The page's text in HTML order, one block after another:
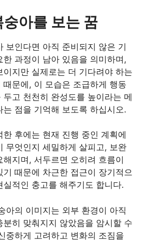
숭아를 보는 꿈
보인다면 아직 준비되지 않은 기
한 과정이 남아 있음을 의미하며,
이지만 실제로는 더 기다려야 하는
때문에, 이 모습은 조급하게 행동
두고 천천히 완성도를 높이라는 메
는 점을 기억해 보도록 하십시오.
한 후에는 현재 진행 중인 계획에
무엇인지 세밀하게 살피고, 보완
지며, 서두르면 오히려 흐름이
기 때문에 차근한 접근이 장기적으
실적인 충고를 해주기도 합니다.
아의 이미지는 외부 환경이 아직
분히 맞춰지지 않았음을 암시할 수
중하게 고려하고 변화의 조짐을